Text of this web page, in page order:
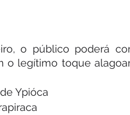
o público poderá
o legítimo toque
Ypióca